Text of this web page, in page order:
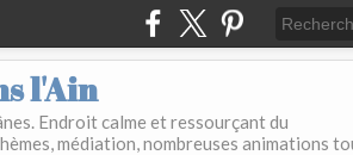
l'Ain
Endroit calme et ressourçant du
médiation, nombreuses animations